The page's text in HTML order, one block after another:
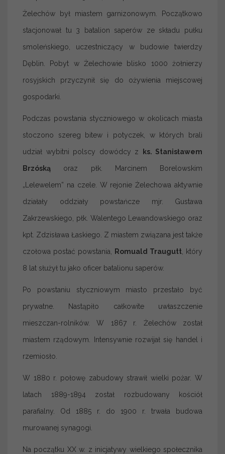
Żelechów był miastem garnizonowym. Początkowo
stacjonował tu 3 batalion saperów ze składu pułku
smoleńskiego, uczestniczący w budowie twierdzy
Dęblin. Pobyt w Żelechowie blisko 1000 żołnierzy
rosyjskich przyczynił się do ożywienia miejscowej
gospodarki.
Podczas powstania styczniowego w okolicach miasta
stoczono szereg bitew i potyczek, w których brali
udział wybitni polscy dowódcy z ks. Stanisławem
Brzóską oraz płk. Marcinem Borelowskim
„Lelewelem” na czele. W rejonie Żelechowa aktywnie
działały oddziały powstańcze mjr. Gustawa
Zakrzewskiego, płk. Walentego Lewandowskiego oraz
kpt. Zdzisława Łaskiego. Z miastem związana jest także
czołowa postać powstania, Romuald Traugutt , który
8 lat służył tu jako oficer batalionu saperów.
Po powstaniu styczniowym miasto przestało być
prywatne. Nastąpiło całkowite uwłaszczenie
mieszczan-rolników. W 1867 r. Żelechów został
miastem rządowym. Intensywnie rozwijał się handel i
rzemiosło.
W 1880 r. połowę zabudowy strawił wielki pożar. W
latach 1889-1894 został rozbudowany kościół
parafialny. Od 1885 r. do 1900 r. trwała budowa
murowanej synagogi.
Na początku XX w. z inicjatywy wielkiego społecznika